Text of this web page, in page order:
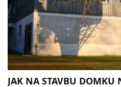
JAK NA STAVBU DOMKU